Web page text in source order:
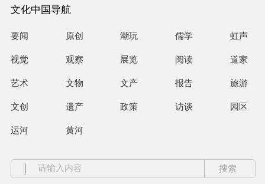
文化中国导航
要闻 原创 潮玩 儒学 虹声
视觉 观察 展览 阅读 道家
艺术 文物 文产 报告 旅游
文创 遗产 政策 访谈 园区
运河 黄河